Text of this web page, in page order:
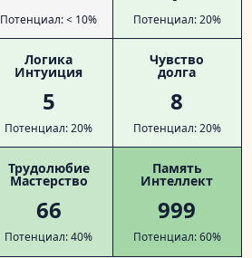
Потенциал: < 10% Потенциал: 20%
Логика
Интуиция
5
Потенциал: 20%
Чувство
долга
8
Потенциал: 20%
Трудолюбие
Мастерство
66
Потенциал: 40%
Память
Интеллект
999
Потенциал: 60%